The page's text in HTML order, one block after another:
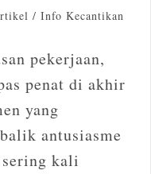
/ Info Kecantikan
pekerjaan,
penat di akhir
yang
antusiasme
kali